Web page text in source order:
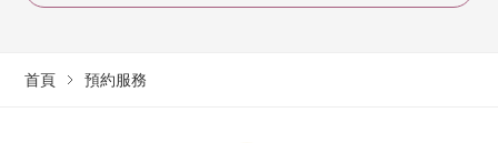
首頁 預約服務